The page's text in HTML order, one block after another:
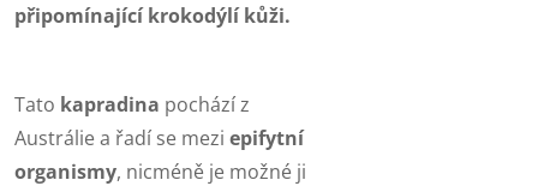
připomínající krokodýlí kůži.
Tato kapradina pochází z
Austrálie a řadí se mezi epifytní
organismy, nicméně je možné ji